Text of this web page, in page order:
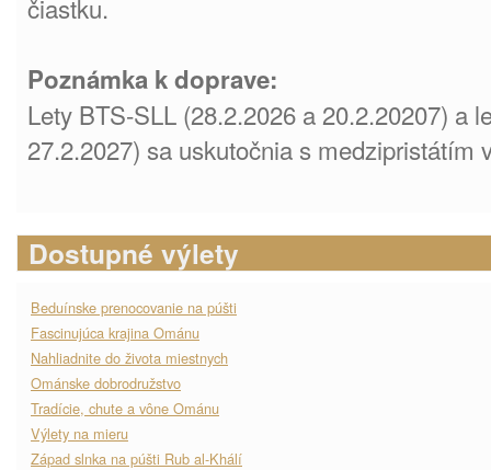
čiastku.
Poznámka k doprave:
Lety BTS-SLL (28.2.2026 a 20.2.20207) a
27.2.2027) sa uskutočnia s medzipristátím
Dostupné výlety
Beduínske prenocovanie na púšti
Fascinujúca krajina Ománu
Nahliadnite do života miestnych
Ománske dobrodružstvo
Tradície, chute a vône Ománu
Výlety na mieru
Západ slnka na púšti Rub al-Khálí